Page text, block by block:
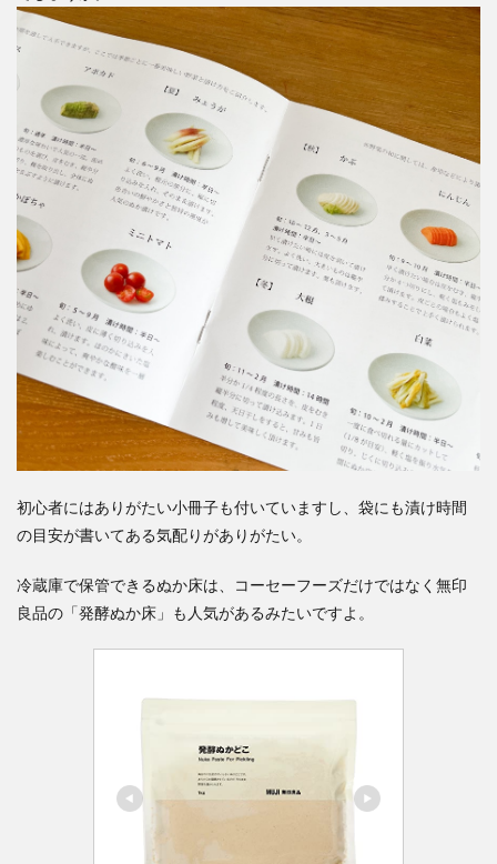
初心者にはありがたい小冊子も付いていますし、袋にも漬け時間
の目安が書いてある気配りがありがたい。
冷蔵庫で保管できるぬか床は、コーセーフーズだけではなく無印
良品の「発酵ぬか床」も人気があるみたいですよ。